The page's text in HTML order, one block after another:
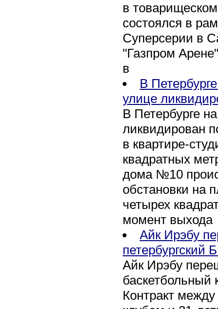
в
состоялся в
Суперсерии в
"Газпром
в
В
улице
В Петербурге
ликвидирован
в квартире-
квадратных
дома №10
обстановки на
четырех
момент выхода
Айк Ирэбу
петербургский
Айк Ирэбу
баскетбольный
Контракт между